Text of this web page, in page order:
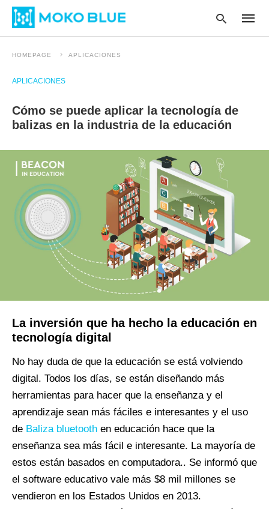
enter:
HOMEPAGE APLICACIONES
APLICACIONES
Cómo se puede aplicar la tecnología de
balizas en la industria de la educación
La inversión que ha hecho la educación en
tecnología digital
No hay duda de que la educación se está volviendo
digital. Todos los días, se están diseñando más
herramientas para hacer que la enseñanza y el
aprendizaje sean más fáciles e interesantes y el uso
de Baliza bluetooth en educación hace que la
enseñanza sea más fácil e interesante. La mayoría de
estos están basados ​​en computadora.. Se informó que
el software educativo vale más $8 mil millones se
vendieron en los Estados Unidos en 2013.